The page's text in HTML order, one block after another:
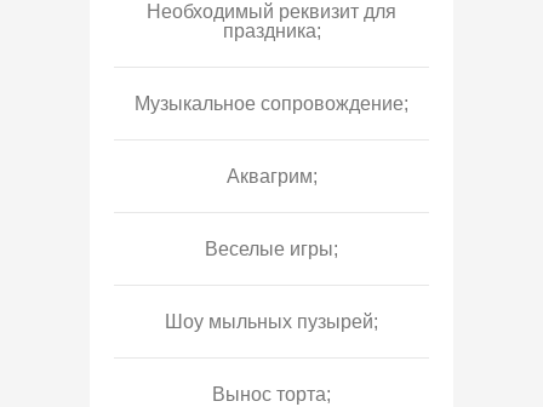
Необходимый реквизит для
праздника;
Музыкальное сопровождение;
Аквагрим;
Веселые игры;
Шоу мыльных пузырей;
Вынос торта;